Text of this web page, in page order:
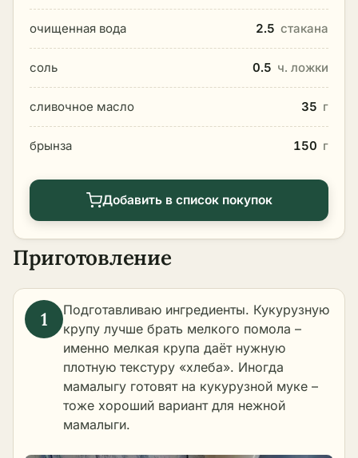
очищенная вода 2.5 стакана
соль 0.5 ч. ложки
сливочное масло 35 г
брынза 150 г
Добавить в список покупок
Приготовление
Подготавливаю ингредиенты. Кукурузную
крупу лучше брать мелкого помола –
именно мелкая крупа даёт нужную
плотную текстуру «хлеба». Иногда
мамалыгу готовят на кукурузной муке –
тоже хороший вариант для нежной
мамалыги.